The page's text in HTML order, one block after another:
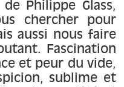
Philippe Glass,
chercher pour
aussi nous faire
Fascination
et peur du vide,
sublime et